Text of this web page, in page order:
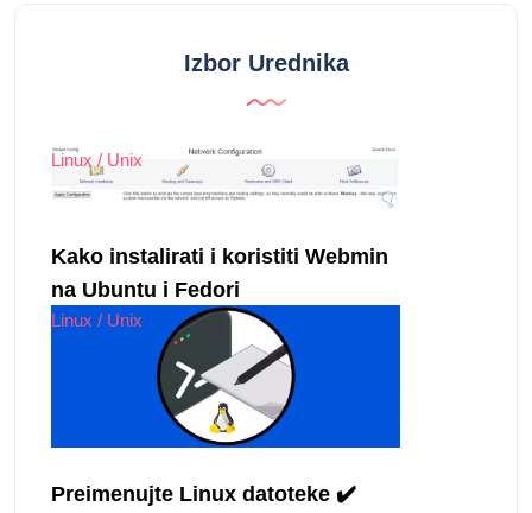
Izbor Urednika
Linux / Unix
Kako instalirati i koristiti Webmin
na Ubuntu i Fedori
Linux / Unix
Preimenujte Linux datoteke ✔️